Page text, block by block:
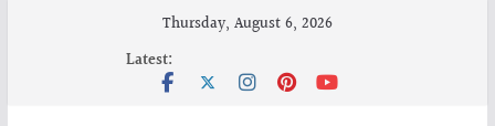
Thursday, August 6, 2026
Latest: